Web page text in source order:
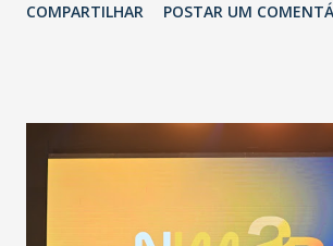
adotadas pelo Governo do Estado na
população suspeita e de cuidados com os
públicos e domiciliares. “Nós não estamos
epidemia comum, como temos em todos
aumento de casos de dengue, influenza ou
COMPARTILHAR POSTAR UM